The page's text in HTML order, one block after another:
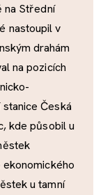
na Střední
nastoupil v
drahám
na pozicích
Česká
kde působil u
u tamní